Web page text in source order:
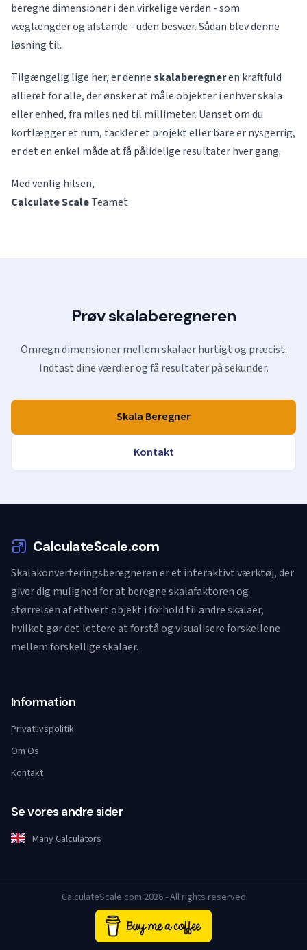
beregne dimensioner i den virkelige verden - som
væglængder og afstande - uden besvær. Sådan blev denne
løsning til.
Tilgængelig lige her, er denneskalaberegneren kraftfuld
allieret for alle, der ønsker at måle objekter i enhver skala
eller enhed, fra miles ned til millimeter. Uanset om du
kortlægger et rum, tackler et projekt eller bare er nysgerrig,
er det en enkel måde at få pålidelige resultater hver gang.
Med venlig hilsen,
Calculate ScaleTeamet
Prøv skalaberegneren
Omregn dimensioner mellem skalaer hurtigt og præcist.
Indtast dine værdier og få resultater på sekunder.
Skala Beregner
Kontakt
CalculateScale.com
Skalakonverteringsberegneren er et interaktivt værktøj, der
giver dig mulighed for at beregne skalafaktoren og
størrelsen af ethvert objekt i forhold til andre skalaer,
hvilket gør det lettere at forstå og visualisere forskellene
mellem forskellige skalaer.
Information
Privatlivspolitik
Om Os
Kontakt
Se vores andre sider
Many Calculators
CalculateScale.com 2026 - All rights reserved